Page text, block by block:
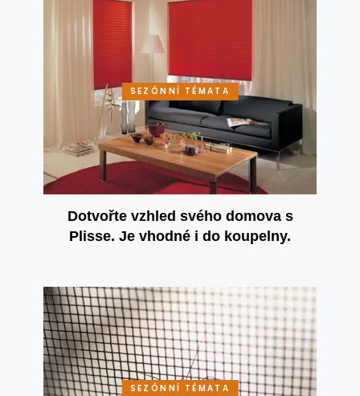
SEZÓNNÍ TÉMATA
Dotvořte vzhled svého domova s
Plisse. Je vhodné i do koupelny.
SEZÓNNÍ TÉMATA